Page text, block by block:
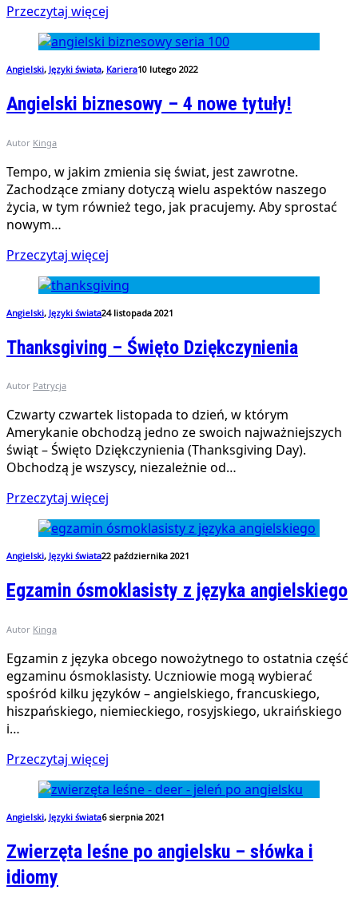
Przeczytaj więcej
Angielski, Języki świata, Kariera10 lutego 2022
Angielski biznesowy – 4 nowe tytuły!
Autor Kinga
Tempo, w jakim zmienia się świat, jest zawrotne.
Zachodzące zmiany dotyczą wielu aspektów naszego
życia, w tym również tego, jak pracujemy. Aby sprostać
nowym…
Przeczytaj więcej
Angielski, Języki świata24 listopada 2021
Thanksgiving – Święto Dziękczynienia
Autor Patrycja
Czwarty czwartek listopada to dzień, w którym
Amerykanie obchodzą jedno ze swoich najważniejszych
świąt – Święto Dziękczynienia (Thanksgiving Day).
Obchodzą je wszyscy, niezależnie od…
Przeczytaj więcej
Angielski, Języki świata22 października 2021
Egzamin ósmoklasisty z języka angielskiego
Autor Kinga
Egzamin z języka obcego nowożytnego to ostatnia część
egzaminu ósmoklasisty. Uczniowie mogą wybierać
spośród kilku języków – angielskiego, francuskiego,
hiszpańskiego, niemieckiego, rosyjskiego, ukraińskiego
i…
Przeczytaj więcej
Angielski, Języki świata6 sierpnia 2021
Zwierzęta leśne po angielsku – słówka i
idiomy